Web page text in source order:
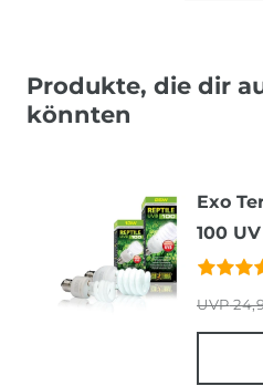
Produkte, die dir
könnten
Exo
100